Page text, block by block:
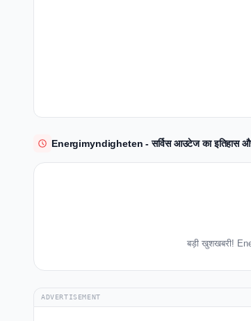
Energimyndigheten - सर्विस आउटेज का इतिहास और
बड़ी खुशखबरी!
ADVERTISEMENT